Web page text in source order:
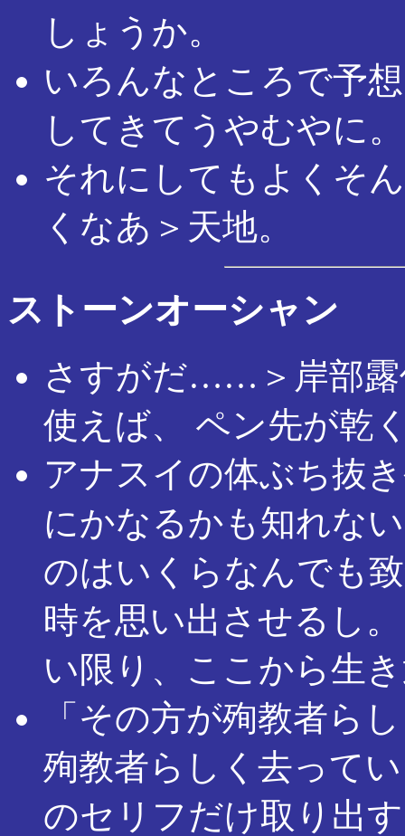
しょうか。
いろんなところで予
してきてうやむやに
それにしてもよくそ
くなあ＞天地。
ストーンオーシャン
さすがだ……＞岸部露
使えば、 ペン先が乾
アナスイの体ぶち抜
にかなるかも知れな
のはいくらなんでも
時を思い出させるし
い限り、ここから生
「その方が殉教者ら
殉教者らしく去って
のセリフだけ取り出